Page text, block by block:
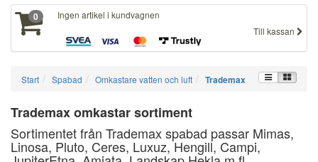
0
Ingen artikel i kundvagnen
Till kassan
Start Spabad Omkastare vatten och luft Trademax
Trademax omkastar sortiment
Sortimentet från Trademax spabad passar Mimas,
Linosa, Pluto, Ceres, Luxuz, Hengill, Campi,